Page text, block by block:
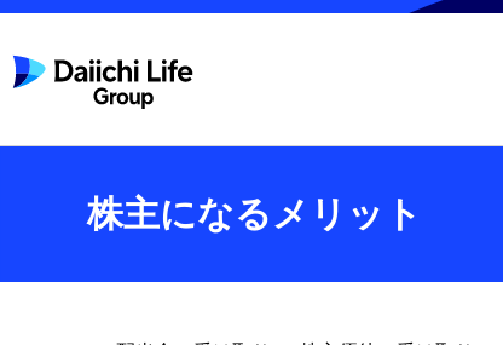
株主になるメリット